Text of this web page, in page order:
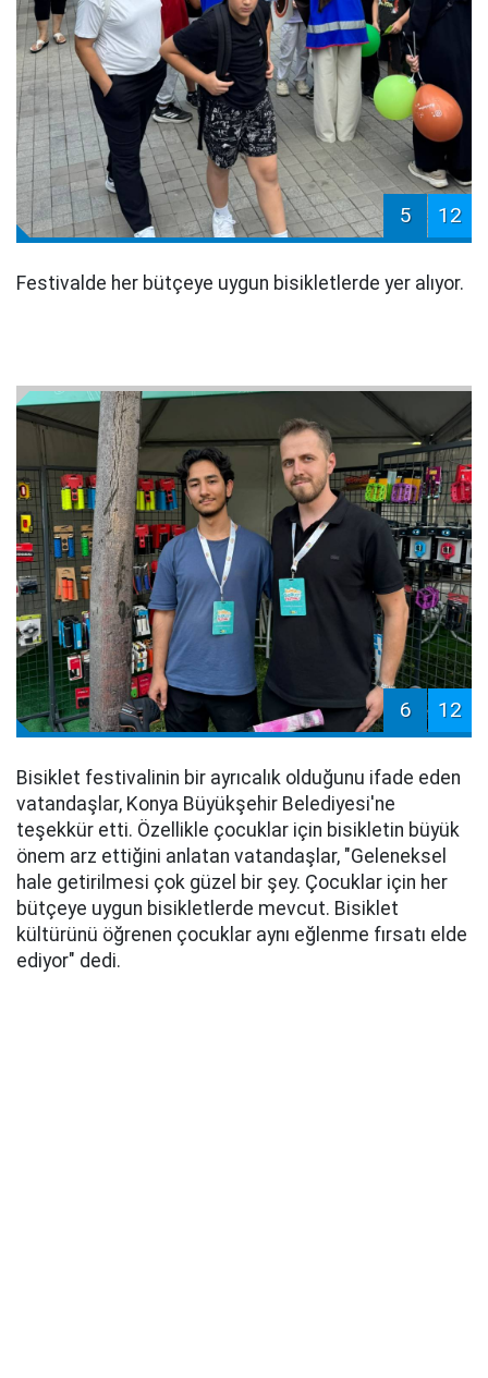
5 12
Festivalde her bütçeye uygun bisikletlerde yer alıyor.
6 12
Bisiklet festivalinin bir ayrıcalık olduğunu ifade eden
vatandaşlar, Konya Büyükşehir Belediyesi'ne
teşekkür etti. Özellikle çocuklar için bisikletin büyük
önem arz ettiğini anlatan vatandaşlar, "Geleneksel
hale getirilmesi çok güzel bir şey. Çocuklar için her
bütçeye uygun bisikletlerde mevcut. Bisiklet
kültürünü öğrenen çocuklar aynı eğlenme fırsatı elde
ediyor" dedi.